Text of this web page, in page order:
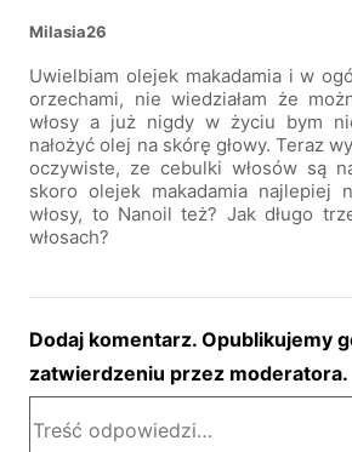
Milasia26
Uwielbiam olejek makadamia i w
orzechami, nie wiedziałam że
włosy a już nigdy w życiu bym
nałożyć olej na skórę głowy. Teraz
oczywiste, ze cebulki włosów są
skoro olejek makadamia najlepiej
włosy, to Nanoil też? Jak długo
włosach?
Dodaj komentarz. Opublikujemy
zatwierdzeniu przez moderatora.